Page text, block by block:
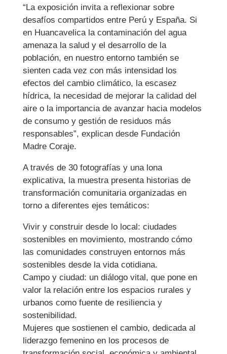
“La exposición invita a reflexionar sobre
desafíos compartidos entre Perú y España. Si
en Huancavelica la contaminación del agua
amenaza la salud y el desarrollo de la
población, en nuestro entorno también se
sienten cada vez con más intensidad los
efectos del cambio climático, la escasez
hídrica, la necesidad de mejorar la calidad del
aire o la importancia de avanzar hacia modelos
de consumo y gestión de residuos más
responsables”, explican desde Fundación
Madre Coraje.
A través de 30 fotografías y una lona
explicativa, la muestra presenta historias de
transformación comunitaria organizadas en
torno a diferentes ejes temáticos:
Vivir y construir desde lo local: ciudades
sostenibles en movimiento, mostrando cómo
las comunidades construyen entornos más
sostenibles desde la vida cotidiana.
Campo y ciudad: un diálogo vital, que pone en
valor la relación entre los espacios rurales y
urbanos como fuente de resiliencia y
sostenibilidad.
Mujeres que sostienen el cambio, dedicada al
liderazgo femenino en los procesos de